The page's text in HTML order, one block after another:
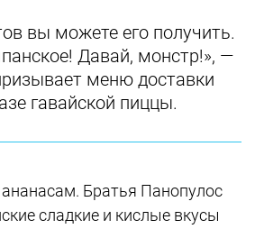
вы можете его получить.
Давай, монстр!», —
меню доставки
гавайской пиццы.
Братья Панопулос
сладкие и кислые вкусы